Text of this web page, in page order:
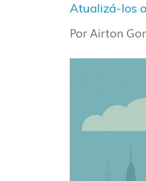
Atualizá-los
Por Airton